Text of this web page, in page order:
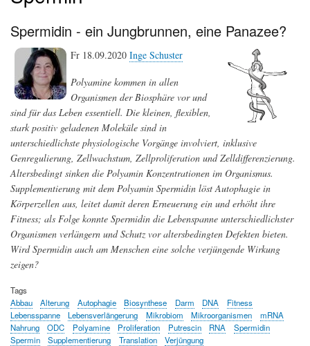
Spermidin - ein Jungbrunnen, eine Panazee?
Fr 18.09.2020 Inge Schuster
Polyamine kommen in allen
Organismen der Biosphäre vor und
sind für das Leben essentiell. Die kleinen, flexiblen,
stark positiv geladenen Moleküle sind in
unterschiedlichste physiologische Vorgänge involviert, inklusive
Genregulierung, Zellwachstum, Zellproliferation und Zelldifferenzierung.
Altersbedingt sinken die Polyamin Konzentrationen im Organismus.
Supplementierung mit dem Polyamin Spermidin löst Autophagie in
Körperzellen aus, leitet damit deren Erneuerung ein und erhöht ihre
Fitness; als Folge konnte Spermidin die Lebenspanne unterschiedlichster
Organismen verlängern und Schutz vor altersbedingten Defekten bieten.
Wird Spermidin auch am Menschen eine solche verjüngende Wirkung
zeigen?
Tags
Abbau
Alterung Autophagie Biosynthese Darm DNA
Fitness
Lebensspanne
Lebensverlängerung Mikrobiom Mikroorganismen
mRNA
Nahrung
ODC Polyamine Proliferation Putrescin RNA
Spermidin
Spermin
Supplementierung Translation Verjüngung